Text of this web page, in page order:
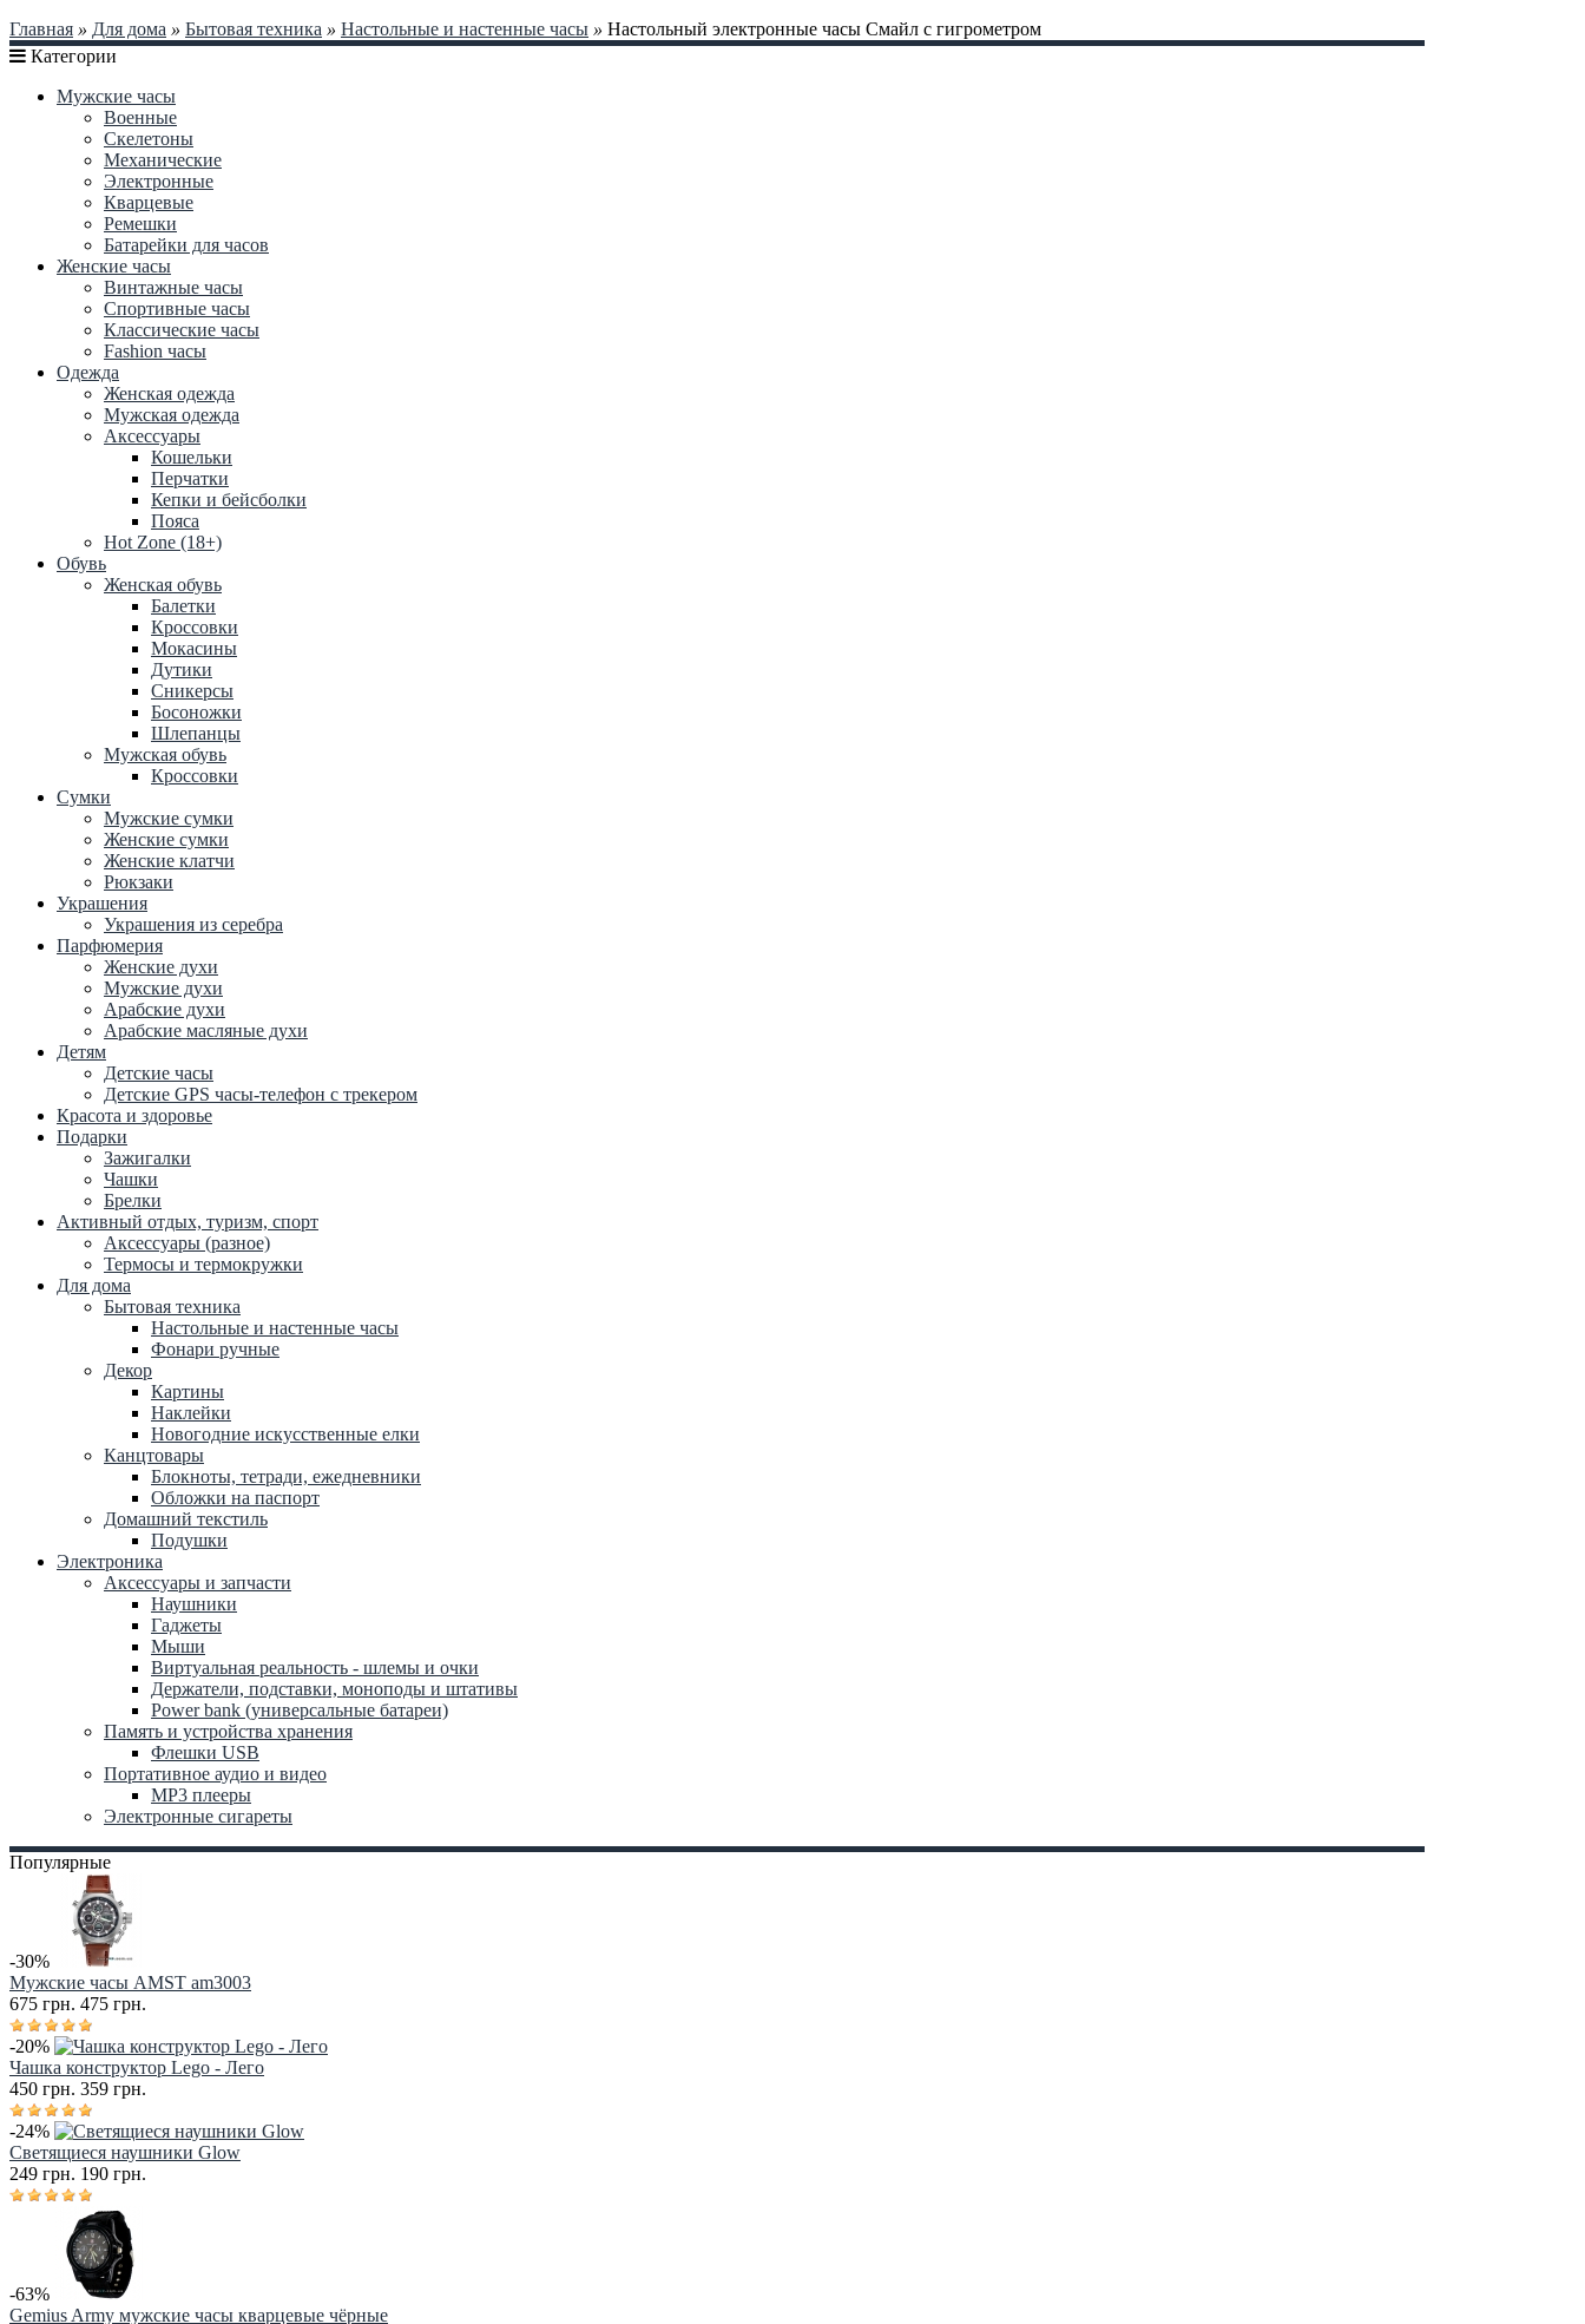
Главная » Для дома » Бытовая техника » Настольные и настенные часы » Настольный электронные часы Смайл с гигрометром
Категории
Мужские часы
Военные
Скелетоны
Механические
Электронные
Кварцевые
Ремешки
Батарейки для часов
Женские часы
Винтажные часы
Спортивные часы
Классические часы
Fashion часы
Одежда
Женская одежда
Мужская одежда
Аксессуары
Кошельки
Перчатки
Кепки и бейсболки
Пояса
Hot Zone (18+)
Обувь
Женская обувь
Балетки
Кроссовки
Мокасины
Дутики
Сникерсы
Босоножки
Шлепанцы
Мужская обувь
Кроссовки
Сумки
Мужские сумки
Женские сумки
Женские клатчи
Рюкзаки
Украшения
Украшения из серебра
Парфюмерия
Женские духи
Мужские духи
Арабские духи
Арабские масляные духи
Детям
Детские часы
Детские GPS часы-телефон с трекером
Красота и здоровье
Подарки
Зажигалки
Чашки
Брелки
Активный отдых, туризм, спорт
Аксессуары (разное)
Термосы и термокружки
Для дома
Бытовая техника
Настольные и настенные часы
Фонари ручные
Декор
Картины
Наклейки
Новогодние искусственные елки
Канцтовары
Блокноты, тетради, ежедневники
Обложки на паспорт
Домашний текстиль
Подушки
Электроника
Аксессуары и запчасти
Наушники
Гаджеты
Мыши
Виртуальная реальность - шлемы и очки
Держатели, подставки, моноподы и штативы
Power bank (универсальные батареи)
Память и устройства хранения
Флешки USB
Портативное аудио и видео
MP3 плееры
Электронные сигареты
Популярные
-30%
Мужские часы AMST am3003
675 грн. 475 грн.
-20%
Чашка конструктор Lego - Лего
450 грн. 359 грн.
-24%
Светящиеся наушники Glow
249 грн. 190 грн.
-63%
Gemius Army мужские часы кварцевые чёрные